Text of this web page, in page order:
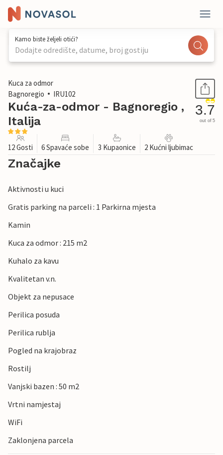
Kamo biste željeli otići?
Dodajte odredište, datume, broj gostiju
1 / 53
Kuca za odmor
Bagnoregio
IRU102
Kuća-za-odmor - Bagnoregio ,
Italija
3.7
out of 5
12 Gosti 6 Spavaće sobe 3 Kupaonice 2 Kućni ljubimac
Značajke
Aktivnosti u kuci
Gratis parking na parceli : 1 Parkirna mjesta
Kamin
Kuca za odmor : 215 m2
Kuhalo za kavu
Kvalitetan v.n.
Objekt za nepusace
Perilica posuda
Perilica rublja
Pogled na krajobraz
Rostilj
Vanjski bazen : 50 m2
Vrtni namjestaj
WiFi
Zaklonjena parcela